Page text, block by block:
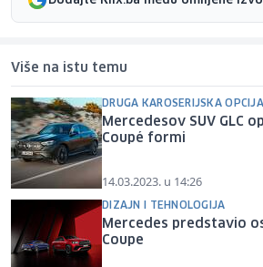
Više na istu temu
DRUGA KAROSERIJSKA OPCIJA
Mercedesov SUV GLC
Coupé formi
14.03.2023. u 14:26
DIZAJN I TEHNOLOGIJA
Mercedes predstavio
Coupe